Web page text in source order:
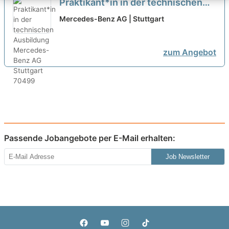
Praktikant*in in der technischen
Ausbildung
neu
Mercedes-Benz AG | Stuttgart
zum Angebot
Passende Jobangebote per E-Mail erhalten:
Job Newsletter